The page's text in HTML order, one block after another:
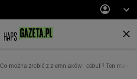
Co można zrobić z ziemniaków i cebuli? Ten